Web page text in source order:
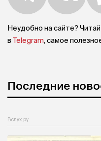
Неудобно на сайте?
в Telegram, самое
Последние
Вслух.ру